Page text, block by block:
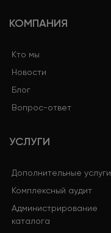
КОМПАНИЯ
Кто мы
Новости
Блог
Вопрос-ответ
УСЛУГИ
Дополнительные услуги
Комплексный аудит
Администрирование
каталога